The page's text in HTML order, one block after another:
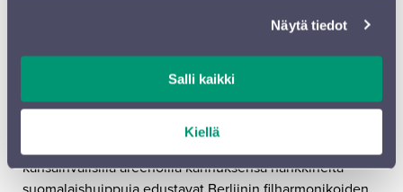
Näytä tiedot
Salli kaikki
Kiellä
Suomalainen musiikki-ihme nousee Sibeliustalon lavalle
useissa konserteissa. Orkesterin omista riveistä solisteina
Harri Lidsle
kansainvälisillä areenoilla kannuksensa hankkineita